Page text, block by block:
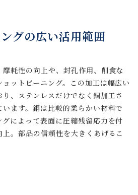
グの広い活用範囲
耗性の向上や、封孔作用、削食な
ットピーニング。この加工は幅広い
、ステンレスだけでなく銅加工さ
ます。銅は比較的柔らかい材料で
によって表面に圧縮残留応力を付
。部品の信頼性を大きくあげるこ